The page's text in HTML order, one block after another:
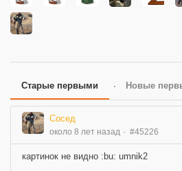
Старые первыми Новые
Сосед
около 8 лет назад #45226
картинок не видно :bu: umnik2